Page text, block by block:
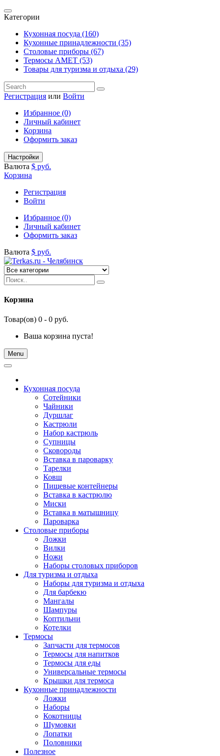
Категории
Кухонная посуда (160)
Кухонные принадлежности (35)
Столовые приборы (67)
Термосы АМЕТ (53)
Товары для туризма и отдыха (29)
Регистрация или Войти
Избранное (0)
Личный кабинет
Корзина
Оформить заказ
Настройки
Валюта $ руб.
Корзина
Регистрация
Войти
Избранное (0)
Личный кабинет
Оформить заказ
Валюта $ руб.
Корзина
Товар(ов) 0 - 0 руб.
Ваша корзина пуста!
Menu
Кухонная посуда
Сотейники
Чайники
Дуршлаг
Кастрюли
Набор кастрюль
Супницы
Сковороды
Вставка в пароварку
Тарелки
Ковш
Пищевые контейнеры
Вставка в кастрюлю
Миски
Вставка в матышницу
Пароварка
Столовые приборы
Ложки
Вилки
Ножи
Наборы столовых приборов
Для туризма и отдыха
Наборы для туризма и отдыха
Для барбекю
Мангалы
Шампуры
Коптильни
Котелки
Термосы
Запчасти для термосов
Термосы для напитков
Термосы для еды
Универсальные термосы
Крышки для термоса
Кухонные принадлежности
Ложки
Наборы
Кокотницы
Шумовки
Лопатки
Половники
Полезное